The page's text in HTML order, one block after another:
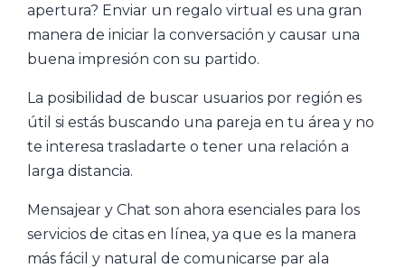
apertura? Enviar un regalo virtual es una gran
manera de iniciar la conversación y causar una
buena impresión con su partido.
La posibilidad de buscar usuarios por región es
útil si estás buscando una pareja en tu área y no
te interesa trasladarte o tener una relación a
larga distancia.
Mensajear y Chat son ahora esenciales para los
servicios de citas en línea, ya que es la manera
más fácil y natural de comunicarse par ala